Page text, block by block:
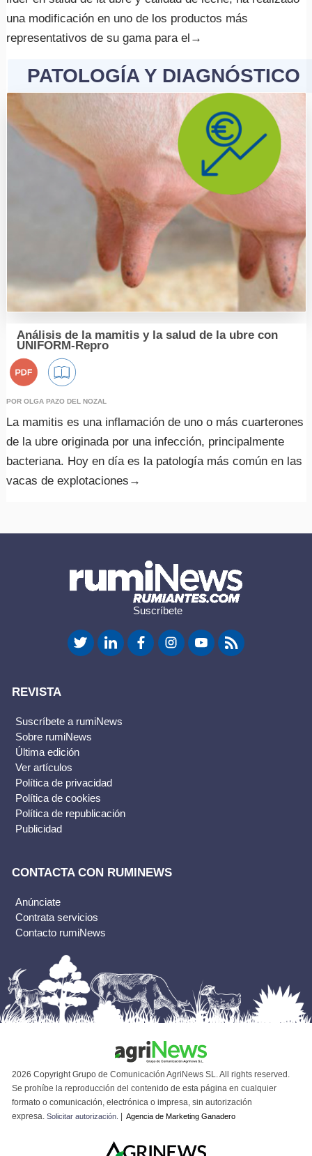
Agalaxia Contagiosa
Salud de la Ubre
Instalaciones Equipos
Bioseguridad
Manejo y Bienestar
Patología
Registro
Sobre rumiNews
Republicación de Contenidos
Colaborar con rumiNews
Contactar
Contactar con rumiNews
Anunciarse a nivel global
una modificación en uno de los productos más
representativos de su gama para el →
PATOLOGÍA Y DIAGNÓSTICO
Análisis de la mamitis y la salud de la ubre con
UNIFORM-Repro
POR OLGA PAZO DEL NOZAL
La mamitis es una inflamación de uno o más cuarterones
de la ubre originada por una infección, principalmente
bacteriana. Hoy en día es la patología más común en las
vacas de explotaciones →
Suscríbete
REVISTA
Suscríbete a rumiNews
Sobre rumiNews
Última edición
Ver artículos
Política de privacidad
Política de cookies
Política de republicación
Publicidad
CONTACTA CON RUMINEWS
Anúnciate
Contrata servicios
Contacto rumiNews
2026 Copyright Grupo de Comunicación AgriNews SL. All rights reserved.
Se prohíbe la reproducción del contenido de esta página en cualquier
formato o comunicación, electrónica o impresa, sin autorización
expresa. Solicitar autorización. Agencia de Marketing Ganadero